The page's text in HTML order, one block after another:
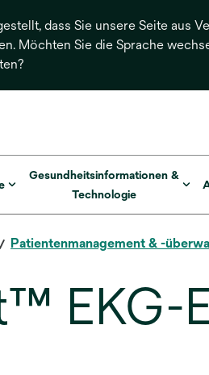
dass Sie unsere Seite aus
Möchten Sie die Sprache
Gesundheitsinformationen &
Technologie
Patientenmanagement & -
EKG-